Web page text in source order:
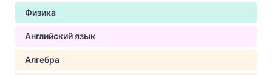
Физика
Английский язык
Алгебра